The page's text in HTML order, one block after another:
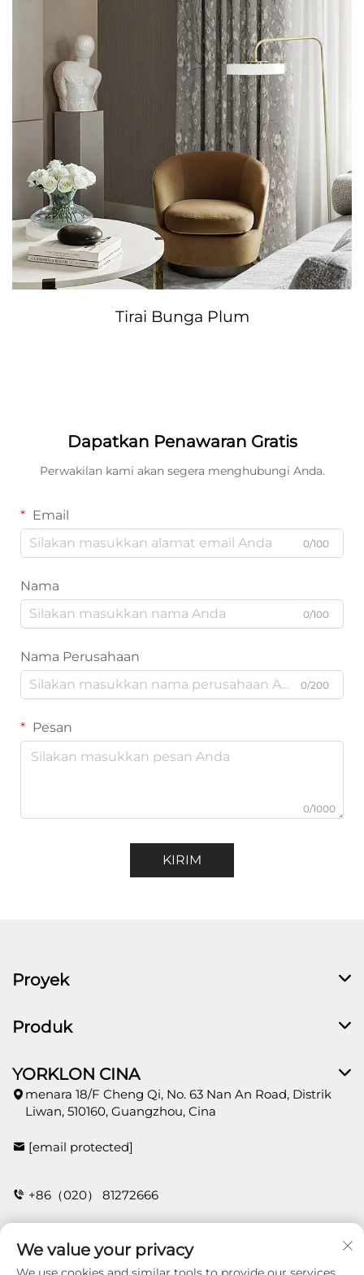
Tirai Bunga Plum
Dapatkan Penawaran Gratis
Perwakilan kami akan segera menghubungi Anda.
Email
0/100
Nama
0/100
Nama Perusahaan
0/200
Pesan
0/1000
KIRIM
Proyek
Produk
YORKLON CINA
menara 18/F Cheng Qi, No. 63 Nan An Road, Distrik
Liwan, 510160, Guangzhou, Cina
[email protected]
+86（020） 81272666
HUBUNGI
We value your privacy